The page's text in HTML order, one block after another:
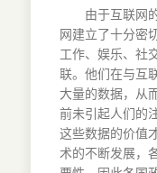
4.1 大数据存储
4.2 大数据计算
第5章 HBase和
5.1 HBase 17
5.2 ZooKeeper
第6章 Hive 23
6.1 Hive概论
6.2 设计特征
6.3 Hive体系结
由于互联网的
网建立了十分密
工作、娱乐、社
联。他们在与互
大量的数据，从
前未引起人们的
这些数据的价值
术的不断发展，